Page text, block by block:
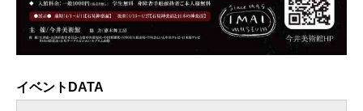
イベントDATA